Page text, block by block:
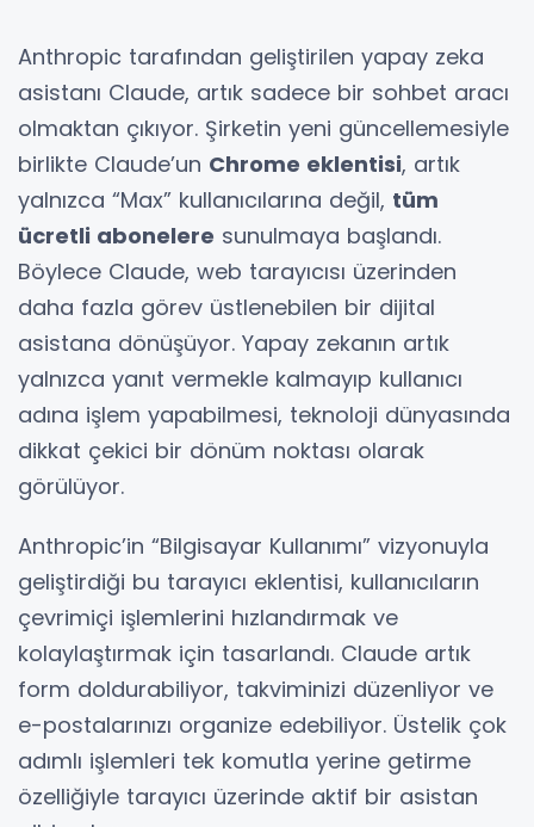
Anthropic tarafından geliştirilen yapay zeka
asistanı Claude, artık sadece bir sohbet aracı
olmaktan çıkıyor. Şirketin yeni güncellemesiyle
birlikte Claude’un Chrome eklentisi, artık
yalnızca “Max” kullanıcılarına değil, tüm
ücretli abonelere sunulmaya başlandı.
Böylece Claude, web tarayıcısı üzerinden
daha fazla görev üstlenebilen bir dijital
asistana dönüşüyor. Yapay zekanın artık
yalnızca yanıt vermekle kalmayıp kullanıcı
adına işlem yapabilmesi, teknoloji dünyasında
dikkat çekici bir dönüm noktası olarak
görülüyor.
Anthropic’in “Bilgisayar Kullanımı” vizyonuyla
geliştirdiği bu tarayıcı eklentisi, kullanıcıların
çevrimiçi işlemlerini hızlandırmak ve
kolaylaştırmak için tasarlandı. Claude artık
form doldurabiliyor, takviminizi düzenliyor ve
e-postalarınızı organize edebiliyor. Üstelik çok
adımlı işlemleri tek komutla yerine getirme
özelliğiyle tarayıcı üzerinde aktif bir asistan